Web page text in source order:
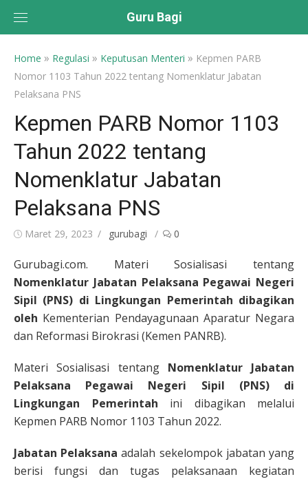
Guru Bagi
Home » Regulasi » Keputusan Menteri » Kepmen PARB
Nomor 1103 Tahun 2022 tentang Nomenklatur Jabatan
Pelaksana PNS
Kepmen PARB Nomor 1103
Tahun 2022 tentang
Nomenklatur Jabatan
Pelaksana PNS
Posted
Maret 29, 2023 Author
gurubagi 0
Gurubagi.com. Materi Sosialisasi tentang
Nomenklatur Jabatan Pelaksana Pegawai Negeri
Sipil (PNS) di Lingkungan Pemerintah dibagikan
oleh Kementerian Pendayagunaan Aparatur Negara
dan Reformasi Birokrasi (Kemen PANRB).
Materi Sosialisasi tentang Nomenklatur Jabatan
Pelaksana Pegawai Negeri Sipil (PNS) di
Lingkungan Pemerintah ini dibagikan melalui
Kepmen PARB Nomor 1103 Tahun 2022.
Jabatan Pelaksanaadalah sekelompok jabatan yang
berisi fungsi dan tugas pelaksanaan kegiatan